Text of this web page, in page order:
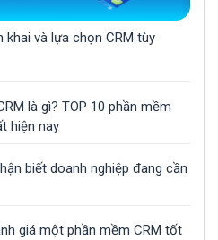
khai và lựa chọn CRM tùy
là gì? TOP 10 phần mềm
hiện nay
biết doanh nghiệp đang cần
giá một phần mềm CRM tốt